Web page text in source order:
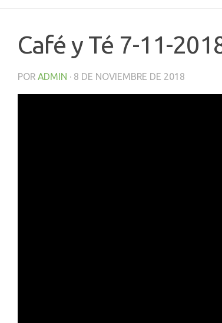
Café y Té 7-11-
POR ADMIN · 8 DE NOVIEMBRE DE 2018